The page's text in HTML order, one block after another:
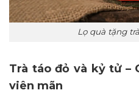
Lọ quà tặng
Trà táo đỏ và kỷ tử –
viên mãn